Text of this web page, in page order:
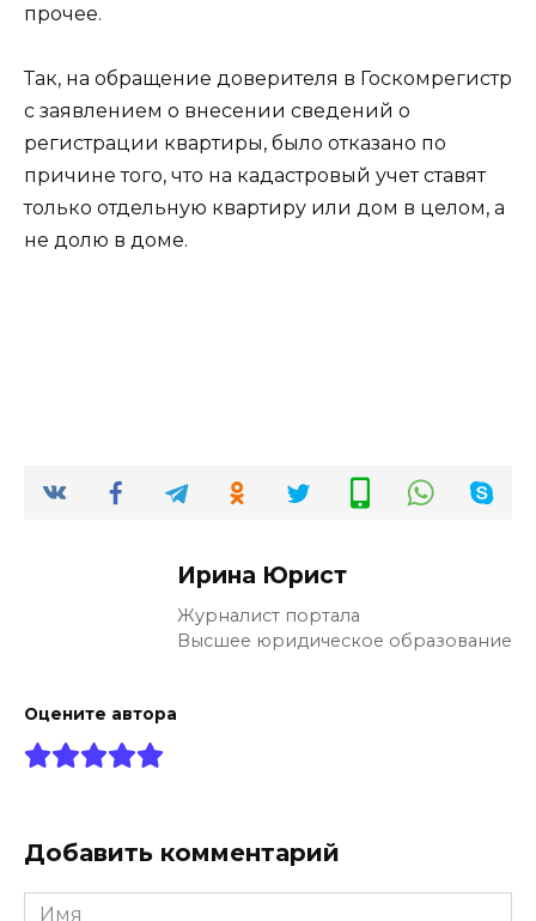
прочее.
Так, на обращение доверителя в Госкомрегистр
с заявлением о внесении сведений о
регистрации квартиры, было отказано по
причине того, что на кадастровый учет ставят
только отдельную квартиру или дом в целом, а
не долю в доме.
Ирина Юрист
Журналист портала
Высшее юридическое образование
Оцените автора
Добавить комментарий
Имя